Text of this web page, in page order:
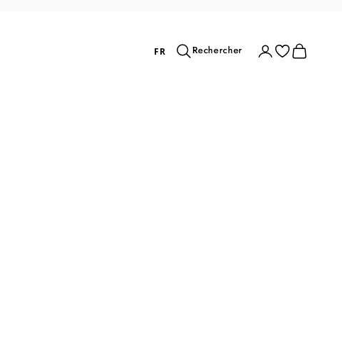
FR Rechercher
Rechercher ConnexionPanier